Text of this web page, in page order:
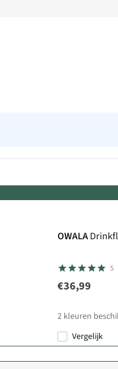
OWALA
5
€36,99
2 kleuren
Vergelijk